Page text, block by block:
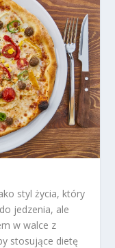
styl życia, który
jedzenia, ale
w walce z
stosujące dietę